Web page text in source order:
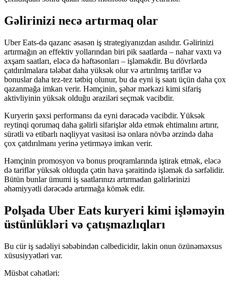
Gəlirinizi necə artırmaq olar
Uber Eats-də qazanc əsasən iş strategiyanızdan asılıdır. Gəlirinizi
artırmağın ən effektiv yollarından biri pik saatlarda – nahar vaxtı və
axşam saatları, eləcə də həftəsonları – işləməkdir. Bu dövrlərdə
çatdırılmalara tələbat daha yüksək olur və artırılmış tariflər və
bonuslar daha tez-tez tətbiq olunur, bu da eyni iş saatı üçün daha çox
qazanmağa imkan verir. Həmçinin, şəhər mərkəzi kimi sifariş
aktivliyinin yüksək olduğu əraziləri seçmək vacibdir.
Kuryerin şəxsi performansı da eyni dərəcədə vacibdir. Yüksək
reytinqi qorumaq daha gəlirli sifarişlər əldə etmək ehtimalını artırır,
sürətli və etibarlı nəqliyyat vasitəsi isə onlara növbə ərzində daha
çox çatdırılmanı yerinə yetirməyə imkan verir.
Həmçinin promosyon və bonus proqramlarında iştirak etmək, eləcə
də tariflər yüksək olduqda çətin hava şəraitində işləmək də sərfəlidir.
Bütün bunlar ümumi iş saatlarınızı artırmadan gəlirlərinizi
əhəmiyyətli dərəcədə artırmağa kömək edir.
Polşada Uber Eats kuryeri kimi işləməyin
üstünlükləri və çatışmazlıqları
Bu cür iş sadəliyi səbəbindən cəlbedicidir, lakin onun özünəməxsus
xüsusiyyətləri var.
Müsbət cəhətləri: